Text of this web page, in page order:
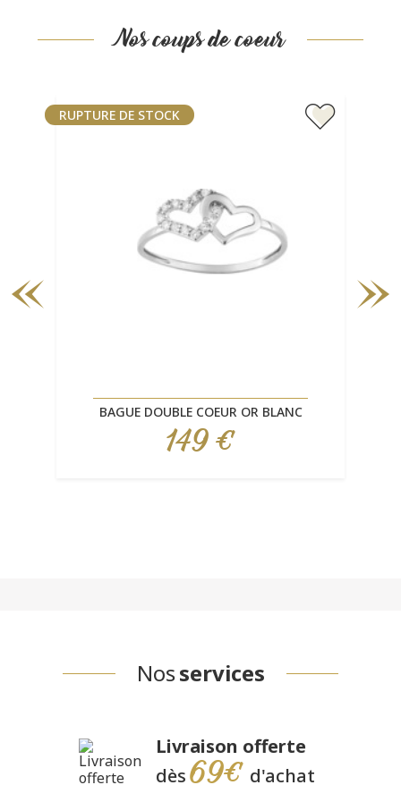
Nos coups de coeur
BAGUE DOUBLE COEUR OR BLANC
Prix
149 €
RUPTURE DE STOCK
Nosservices
Livraison offerte
dès69€ d'achat